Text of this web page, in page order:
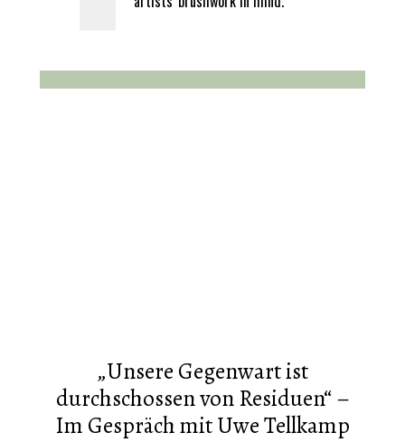
„Unsere Gegenwart ist
durchschossen von Residuen“ –
Im Gespräch mit Uwe Tellkamp